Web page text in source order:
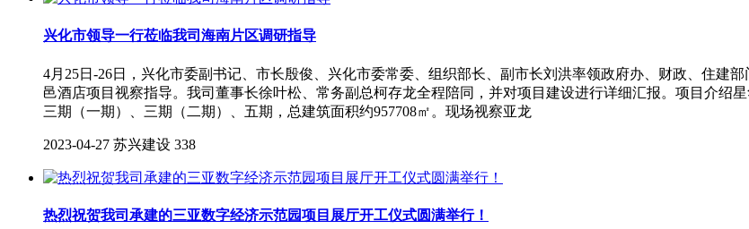
兴化市领导一行莅临我司海南片区调研指导
4月25日-26日，兴化市委副书记、市长殷俊、兴化市委常委、组织部长、副市长刘洪率领政府办、财政、住建
邑酒店项目视察指导。我司董事长徐叶松、常务副总柯存龙全程陪同，并对项目建设进行详细汇报。项目介绍
三期（一期）、三期（二期）、五期，总建筑面积约957708㎡。现场视察亚龙
2023-04-27 苏兴建设 338
热烈祝贺我司承建的三亚数字经济示范园项目展厅开工仪式圆满举行！